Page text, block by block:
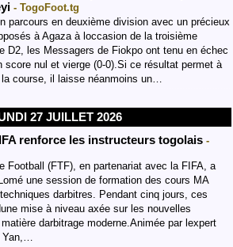
- TogoFoot.tg
parcours en deuxième division avec un précieux
à Agaza à loccasion de la troisième
D2, les Messagers de Fiokpo ont tenu en échec
score nul et vierge (0-0).Si ce résultat permet à
la course, il laisse néanmoins un…
27 JUILLET 2026
renforce les instructeurs togolais -
Football (FTF), en partenariat avec la FIFA, a
une session de formation des cours MA
darbitres. Pendant cinq jours, ces
mise à niveau axée sur les nouvelles
darbitrage moderne.Animée par lexpert
Yan,…